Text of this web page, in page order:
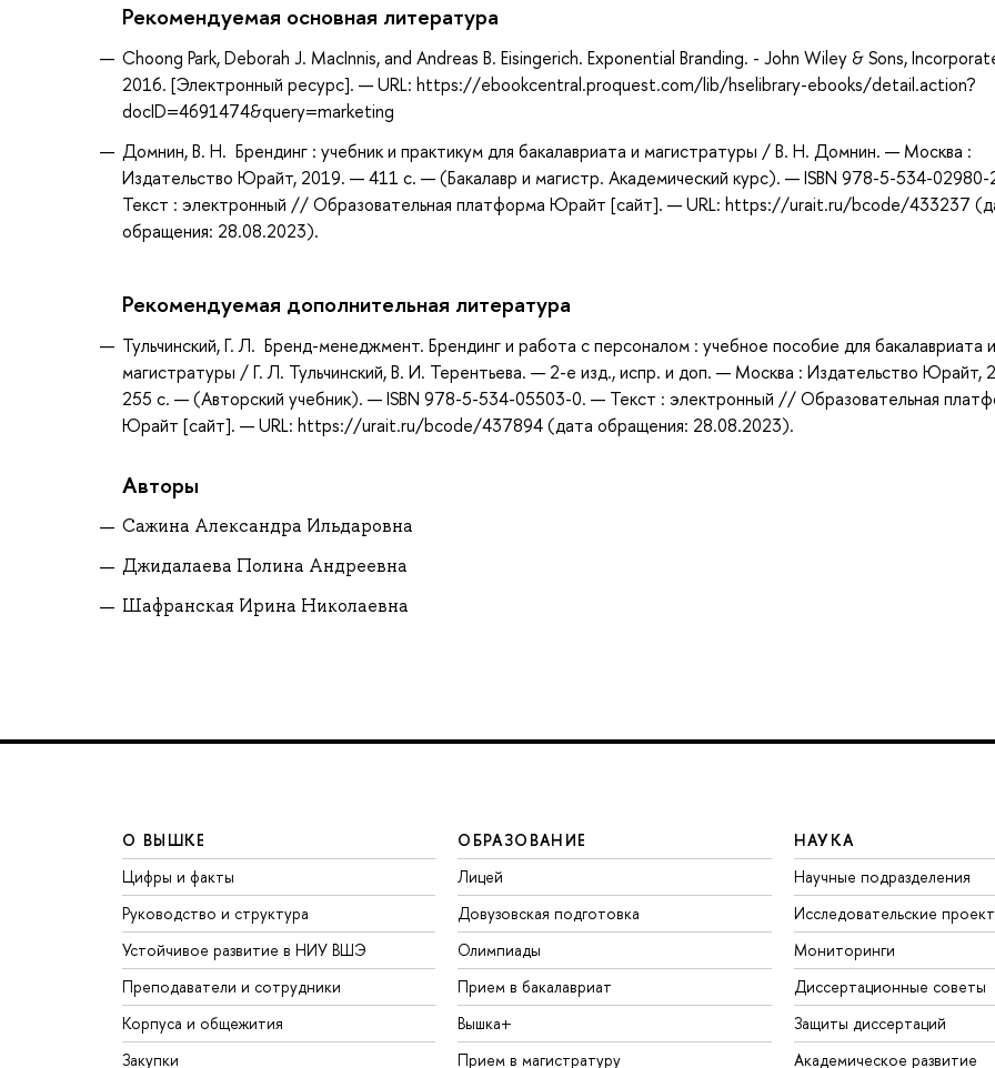
Рекомендуемая основная литература
Choong Park, Deborah J. MacInnis, and Andreas B. Eisingerich. Exponential Branding. - John Wiley & Sons,
2016. [Электронный ресурс]. — URL: https://ebookcentral.proquest.com/lib/hselibrary-ebooks/detail.action?
docID=4691474&query=marketing
Домнин, В. Н. Брендинг : учебник и практикум для бакалавриата и магистратуры / В. Н. Домнин. — Москва :
Издательство Юрайт, 2019. — 411 с. — (Бакалавр и магистр. Академический курс). — ISBN 978-5-534-
Текст : электронный // Образовательная платформа Юрайт [сайт]. — URL: https://urait.ru/bcode/433237
обращения: 28.08.2023).
Рекомендуемая дополнительная литература
Тульчинский, Г. Л. Бренд-менеджмент. Брендинг и работа с персоналом : учебное пособие для бакалавриата и
магистратуры / Г. Л. Тульчинский, В. И. Терентьева. — 2-е изд., испр. и доп. — Москва : Издательство Юрайт,
255 с. — (Авторский учебник). — ISBN 978-5-534-05503-0. — Текст : электронный // Образовательная
Юрайт [сайт]. — URL: https://urait.ru/bcode/437894 (дата обращения: 28.08.2023).
Авторы
Сажина Александра Ильдаровна
Джидалаева Полина Андреевна
Шафранская Ирина Николаевна
О ВЫШКЕ
Цифры и факты
Руководство и структура
Устойчивое развитие в НИУ ВШЭ
Преподаватели и сотрудники
Корпуса и общежития
Закупки
ОБРАЗОВАНИЕ
Лицей
Довузовская подготовка
Олимпиады
Прием в бакалавриат
Вышка+
Прием в магистратуру
НАУКА
Научные подразделения
Исследовательские
Мониторинги
Диссертационные советы
Защиты диссертаций
Академическое развитие